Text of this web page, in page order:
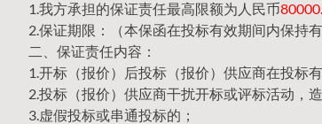
1.我方承担的保证责任最高限额为人民币
2.保证期限：（本保函在投标有效期间内保持
二、保证责任内容：
1.开标（报价）后投标（报价）供应商在投标
2.投标（报价）供应商干扰开标或评标活动，
3.虚假投标或串通投标的；